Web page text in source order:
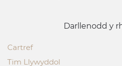
Darllenodd y
Cartref
Tim Llywyddol